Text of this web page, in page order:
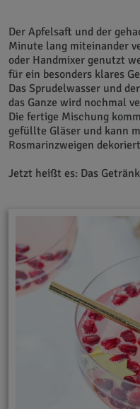
Der Apfelsaft und der
Minute lang miteinander
oder Handmixer genutzt
für ein besonders klares
Das Sprudelwasser und
das Ganze wird nochmal
Die fertige Mischung
gefüllte Gläser und kann
Rosmarinzweigen
Jetzt heißt es: Das